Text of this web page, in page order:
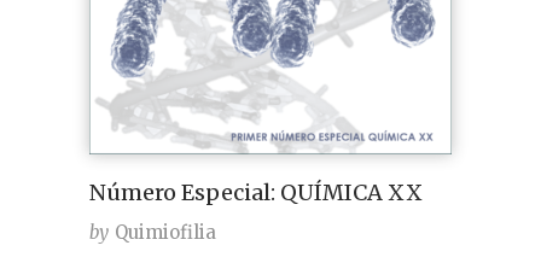
Número Especial: QUÍMICA XX
by Quimiofilia